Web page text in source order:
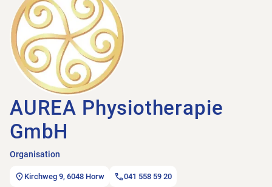
AUREA Physiotherapie
GmbH
Organisation
Kirchweg 9, 6048 Horw 041 558 59 20